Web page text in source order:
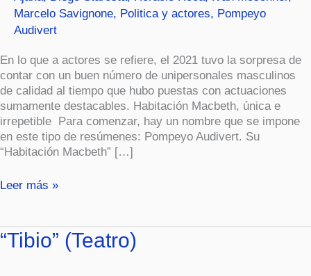
Marcelo Savignone, Politica y actores, Pompeyo
Audivert
En lo que a actores se refiere, el 2021 tuvo la sorpresa de
contar con un buen número de unipersonales masculinos
de calidad al tiempo que hubo puestas con actuaciones
sumamente destacables. Habitación Macbeth, única e
irrepetible Para comenzar, hay un nombre que se impone
en este tipo de resúmenes: Pompeyo Audivert. Su
“Habitación Macbeth” […]
Leer más »
“Tibio” (Teatro)
“Tibio”
(Teatro)